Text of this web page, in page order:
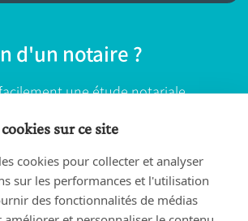
d'un notaire ?
une étude notariale
vous.
UN NOTAIRE
sur ce site
cookies pour collecter et analyser
sur les performances et l'utilisation
des fonctionnalités de médias